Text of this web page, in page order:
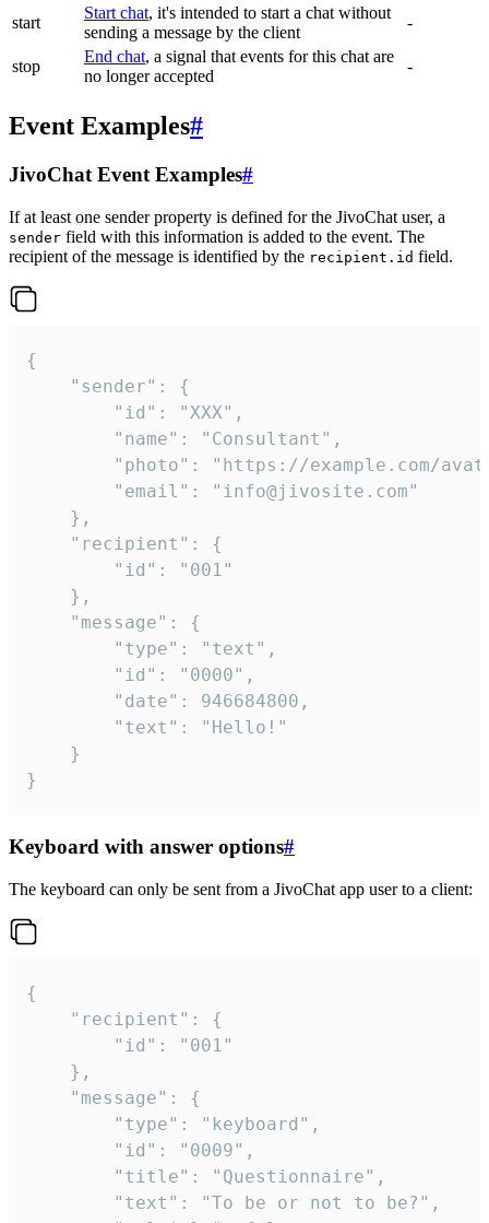
start
Start chat, it's intended to start a chat without
sending a message by the client
-
stop
End chat, a signal that events for this chat are
no longer accepted
-
Event Examples#
JivoChat Event Examples#
If at least one sender property is defined for the JivoChat user, a
sender field with this information is added to the event. The
recipient of the message is identified by the recipient.id field.
{
}
Keyboard with answer options#
The keyboard can only be sent from a JivoChat app user to a client:
{